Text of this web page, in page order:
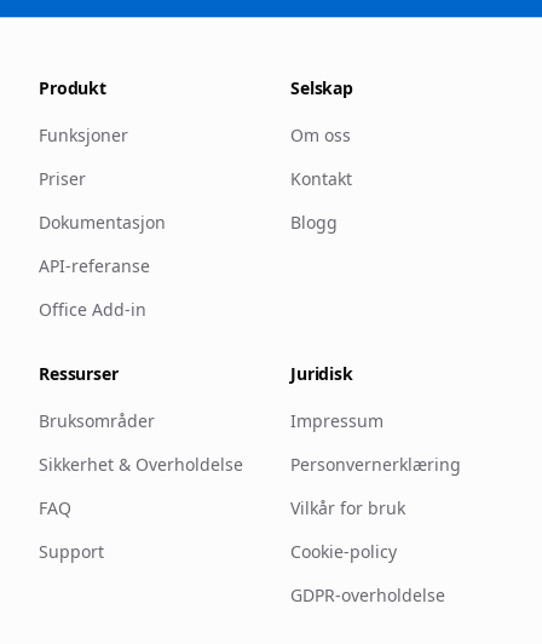
Produkt
Funksjoner
Priser
Dokumentasjon
API-referanse
Office Add-in
Selskap
Om oss
Kontakt
Blogg
Ressurser
Bruksområder
Sikkerhet & Overholdelse
FAQ
Support
Juridisk
Impressum
Personvernerklæring
Vilkår for bruk
Cookie-policy
GDPR-overholdelse